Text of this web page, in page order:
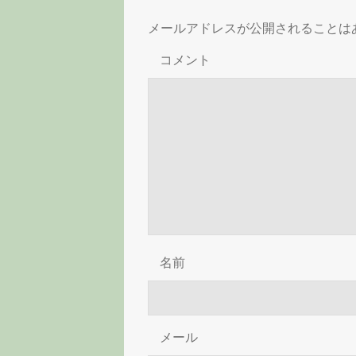
ビ
ゲ
メールアドレスが公開されることは
コメント
名前
メール